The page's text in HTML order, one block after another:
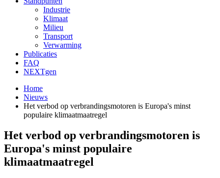
Industrie
Klimaat
Milieu
Transport
Verwarming
Publicaties
FAQ
NEXTgen
Home
Nieuws
Het verbod op verbrandingsmotoren is Europa's minst
populaire klimaatmaatregel
Het verbod op verbrandingsmotoren is
Europa's minst populaire
klimaatmaatregel